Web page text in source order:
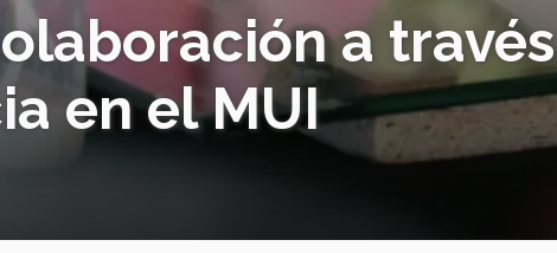
a través
en el MUI